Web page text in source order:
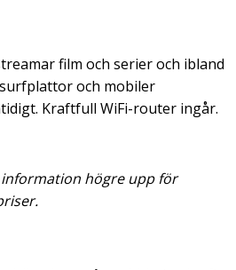
film och serier och ibland
och mobiler
Kraftfull WiFi-router ingår.
information högre upp för